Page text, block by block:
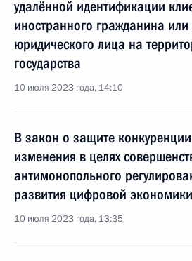
удалённой идентификации
иностранного гражданина или
юридического лица на
государства
10 июля 2023 года, 14:10
В закон о защите
изменения в целях
антимонопольного
развития цифровой экономики
10 июля 2023 года, 13:35